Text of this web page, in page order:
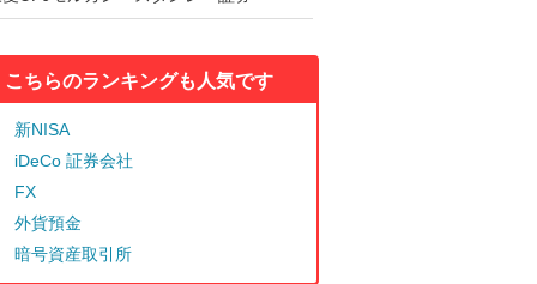
こちらのランキングも人気です
新NISA
iDeCo 証券会社
FX
外貨預金
暗号資産取引所